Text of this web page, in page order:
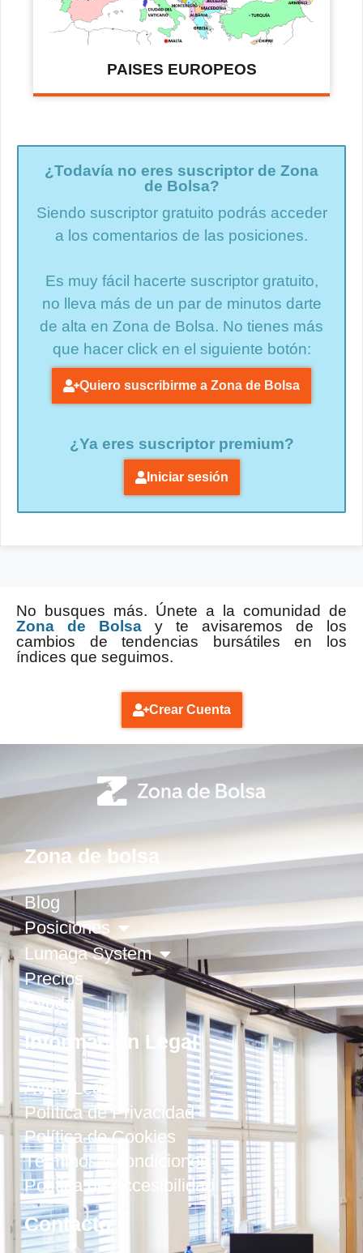
PAISES EUROPEOS
¿Todavía no eres suscriptor de Zona
de Bolsa?
Siendo suscriptor gratuito podrás acceder
a los comentarios de las posiciones.
Es muy fácil hacerte suscriptor gratuito,
no lleva más de un par de minutos darte
de alta en Zona de Bolsa. No tienes más
que hacer click en el siguiente botón:
Quiero suscribirme a Zona de Bolsa
¿Ya eres suscriptor premium?
Iniciar sesión
No busques más. Únete a la comunidad de
Zona de Bolsa y te avisaremos de los
cambios de tendencias bursátiles en los
índices que seguimos.
Crear Cuenta
Zona de bolsa
Blog
Posiciones
Lumaga System
Precios
Ayuda
Información Legal
Aviso Legal
Política de Privacidad
Política de Cookies
Términos y condiciones
Política de Accesibilidad
Contacto